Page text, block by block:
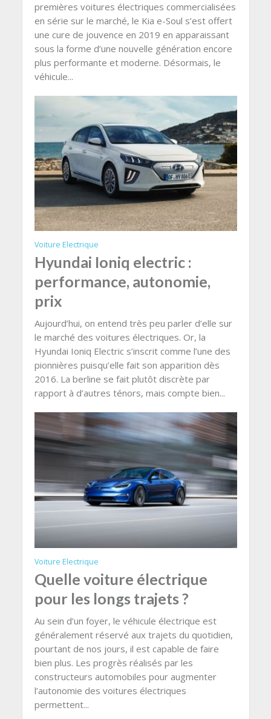
premières voitures électriques commercialisées
en série sur le marché, le Kia e-Soul s’est offert
une cure de jouvence en 2019 en apparaissant
sous la forme d’une nouvelle génération encore
plus performante et moderne. Désormais, le
véhicule...
Voiture Electrique
Hyundai Ioniq electric :
performance, autonomie,
prix
Aujourd’hui, on entend très peu parler d’elle sur
le marché des voitures électriques. Or, la
Hyundai Ioniq Electric s’inscrit comme l’une des
pionnières puisqu’elle fait son apparition dès
2016. La berline se fait plutôt discrète par
rapport à d’autres ténors, mais compte bien...
Voiture Electrique
Quelle voiture électrique
pour les longs trajets ?
Au sein d’un foyer, le véhicule électrique est
généralement réservé aux trajets du quotidien,
pourtant de nos jours, il est capable de faire
bien plus. Les progrès réalisés par les
constructeurs automobiles pour augmenter
l’autonomie des voitures électriques
permettent...